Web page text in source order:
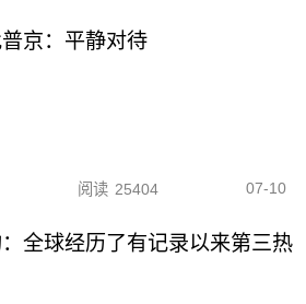
京：平静对待
阅读 25404 07-10
全球经历了有记录以来第三热